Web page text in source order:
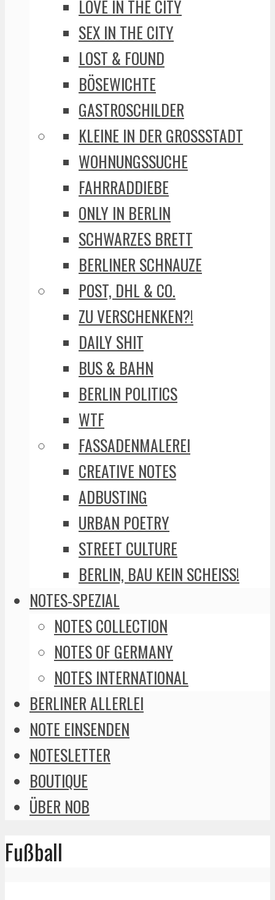
LOVE IN THE CITY
SEX IN THE CITY
LOST & FOUND
BÖSEWICHTE
GASTROSCHILDER
KLEINE IN DER GROSSSTADT
WOHNUNGSSUCHE
FAHRRADDIEBE
ONLY IN BERLIN
SCHWARZES BRETT
BERLINER SCHNAUZE
POST, DHL & CO.
ZU VERSCHENKEN?!
DAILY SHIT
BUS & BAHN
BERLIN POLITICS
WTF
FASSADENMALEREI
CREATIVE NOTES
ADBUSTING
URBAN POETRY
STREET CULTURE
BERLIN, BAU KEIN SCHEISS!
NOTES-SPEZIAL
NOTES COLLECTION
NOTES OF GERMANY
NOTES INTERNATIONAL
BERLINER ALLERLEI
NOTE EINSENDEN
NOTESLETTER
BOUTIQUE
ÜBER NOB
Fußball